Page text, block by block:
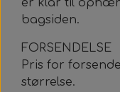
er klar til
bagsiden.
FORSENDELSE
Pris for
størrelse.